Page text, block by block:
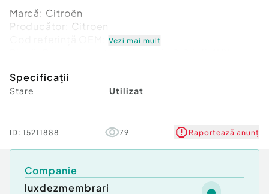
Marcă: Citroën
Producător: Citroen
Cod referinţă OEM: 34523829
Garanție
Vezi mai mult
Specificații
Stare Utilizat
ID: 15211888 79 Raportează anunț
Companie
luxdezmembrari